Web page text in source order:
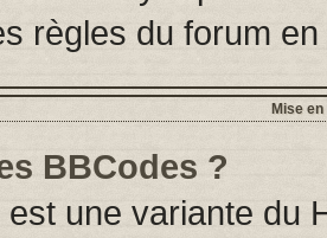
règles du forum
Mise
BBCodes ?
est une variante du